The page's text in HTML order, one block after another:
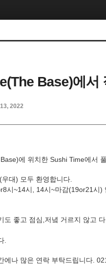
Base)에서
13, 2022
에 위치한 Sushi Time에서
대) 모두 환영합니다.
시~14시, 14시~마감(19or21시
도 좋고 점심,저녘 거르지 않고
.
에나 많은 연락 부탁드립니다.